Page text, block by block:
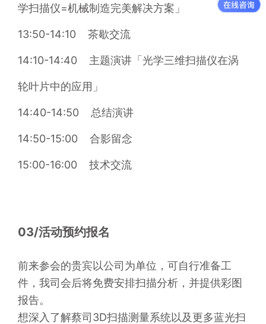
学扫描仪=机械制造完美解决方案」
13:50-14:10 茶歇交流
14:10-14:40 主题演讲「光学三维扫描仪在涡
轮叶片中的应用」
14:40-14:50 总结演讲
14:50-15:00 合影留念
15:00-16:00 技术交流
03/活动预约报名
前来参会的贵宾以公司为单位，可自行准备工
件，我司会后将免费安排扫描分析，并提供彩图
报告。
想深入了解蔡司3D扫描测量系统以及更多蓝光扫